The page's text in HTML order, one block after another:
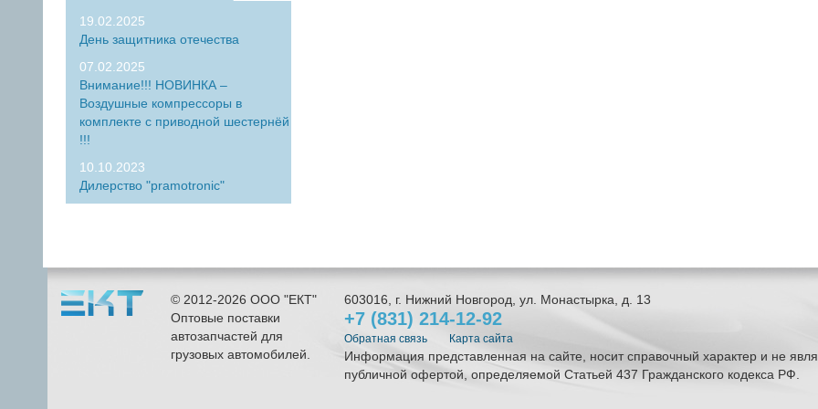
19.02.2025
День защитника отечества
07.02.2025
Внимание!!! НОВИНКА –
Воздушные компрессоры в
комплекте с приводной шестернёй
!!!
10.10.2023
Дилерство "pramotronic"
© 2012-2026 ООО "ЕКТ"
Оптовые поставки
автозапчастей для
грузовых автомобилей.
603016 , г. Нижний Новгород ул. Монастырка, д. 13
+7 (831) 214-12-92
Обратная связь Карта сайта
Информация представленная на сайте, носит справочный характер и не
публичной офертой, определяемой Статьей 437 Гражданского кодекса РФ.